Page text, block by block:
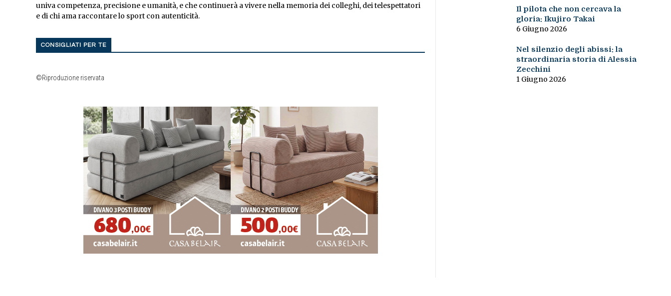
univa competenza, precisione e umanità, e che continuerà a vivere nella memoria dei colleghi, dei telespettatori
e di chi ama raccontare lo sport con autenticità.
CONSIGLIATI PER TE
©Riproduzione riservata
Il pilota che non cercava la
gloria: Ikujiro Takai
6 Giugno 2026
Nel silenzio degli abissi: la
straordinaria storia di Alessia
Zecchini
1 Giugno 2026